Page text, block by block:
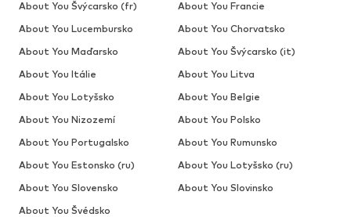
About You Švýcarsko (fr)
About You Francie
About You Lucembursko
About You Chorvatsko
About You Maďarsko
About You Švýcarsko (it)
About You Itálie
About You Litva
About You Lotyšsko
About You Belgie
About You Nizozemí
About You Polsko
About You Portugalsko
About You Rumunsko
About You Estonsko (ru)
About You Lotyšsko (ru)
About You Slovensko
About You Slovinsko
About You Švédsko